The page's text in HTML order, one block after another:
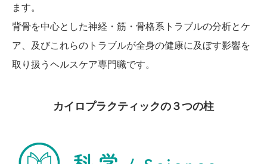
ます。
背骨を中心とした神経・筋・骨格系トラブルの分析とケ
ア、及びこれらのトラブルが全身の健康に及ぼす影響を
取り扱うヘルスケア専門職です。
カイロプラクティックの３つの柱